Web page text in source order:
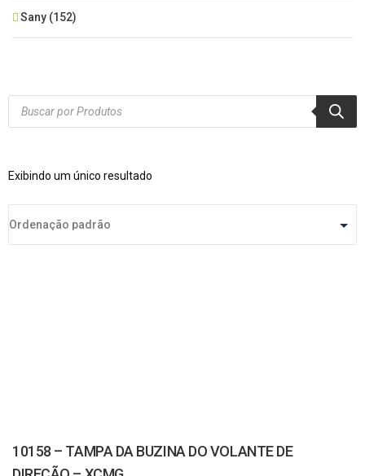
Sany (152)
Xcmg(425)
Products
search
Exibindo um único resultado
10158 – TAMPA DA BUZINA DO VOLANTE DE